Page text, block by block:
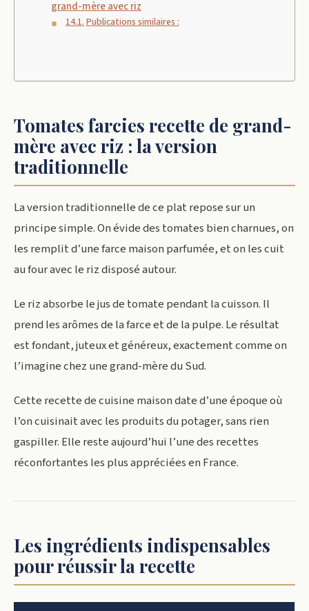
grand-mère avec riz
Publications similaires :
Tomates farcies recette de grand-
mère avec riz : la version
traditionnelle
La version traditionnelle de ce plat repose sur un
principe simple. On évide des tomates bien charnues, on
les remplit d’une farce maison parfumée, et on les cuit
au four avec le riz disposé autour.
Le riz absorbe le jus de tomate pendant la cuisson. Il
prend les arômes de la farce et de la pulpe. Le résultat
est fondant, juteux et généreux, exactement comme on
l’imagine chez une grand-mère du Sud.
Cette recette de cuisine maison date d’une époque où
l’on cuisinait avec les produits du potager, sans rien
gaspiller. Elle reste aujourd’hui l’une des recettes
réconfortantes les plus appréciées en France.
Les ingrédients indispensables
pour réussir la recette